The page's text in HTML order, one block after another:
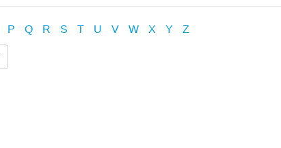
P Q R S T U V W X Y Z